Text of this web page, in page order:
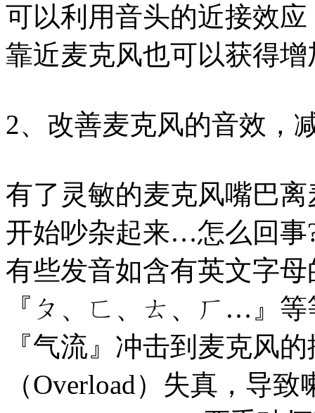
可以利用音头的近接效
靠近麦克风也可以获得
2、改善麦克风的音效，
有了灵敏的麦克风嘴巴
开始吵杂起来…怎么回事
有些发音如含有英文字
『ㄆ、ㄈ、ㄊ、ㄏ…』
『气流』冲击到麦克风
（Overload）失真，导